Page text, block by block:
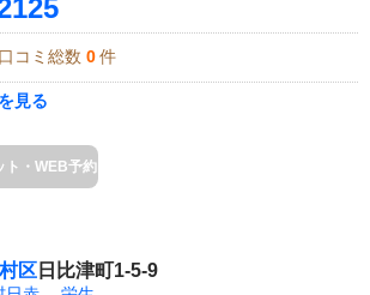
コミ総数 0 件
見る
ト・WEB予約
区 日比津町1-5-9